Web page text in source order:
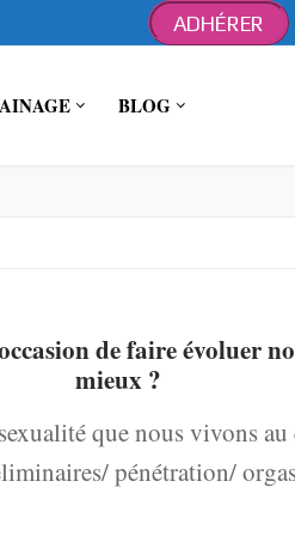
ADHÉRER
BLOG
de faire évoluer
mieux ?
que nous vivons
pénétration/